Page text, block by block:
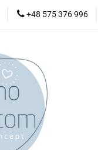
+48 575 376 996
kontakt